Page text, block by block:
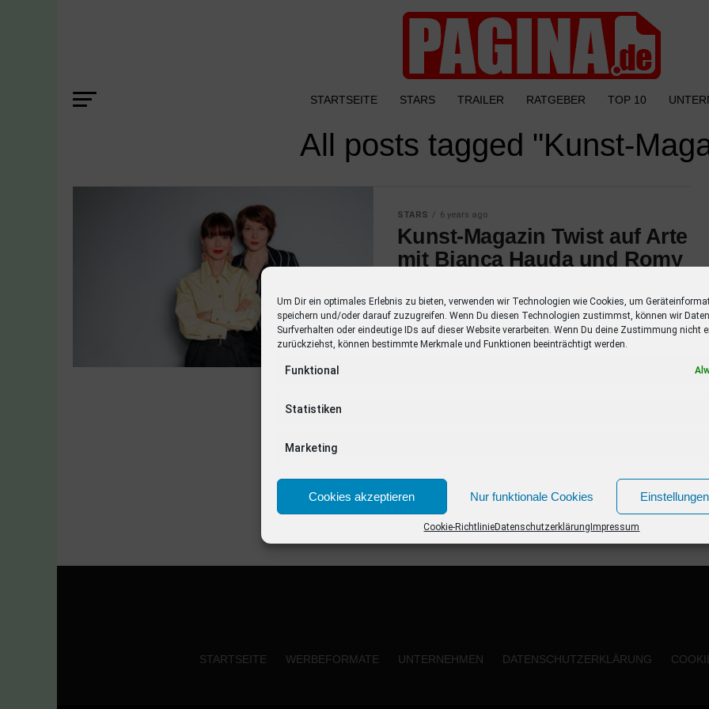
Um Dir ein optimales Erlebnis zu bieten, verwenden wir Technologien wie Cookies, um
speichern und/oder darauf zuzugreifen. Wenn Du diesen Technologien zustimmst, können wir
Surfverhalten oder eindeutige IDs auf dieser Website verarbeiten. Wenn Du deine Zustimmung nicht
zurückziehst, können bestimmte Merkmale und Funktionen beeinträchtigt werden.
Funktional
Statistiken
Marketing
Cookies akzeptieren Nur funktionale Cookies
Cookie-RichtlinieDatenschutzerklärung Impressum
STARTSEITE STARS TRAILER RATGEBER TOP 10
All posts tagged "Kunst-
STARS 6 years ago
Kunst-Magazin Twist auf Arte
mit Bianca Hauda und Romy
Bianca Hauda und Romy Straßenburg
moderieren das neue Kulturmagazin TWIST
ab Ende August auf Arte. Bereits während des
STARTSEITE WERBEFORMATE UNTERNEHMEN DATENSCHUTZERKLÄRUNG